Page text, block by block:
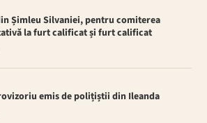
Șimleu Silvaniei, pentru comiterea
la furt calificat și furt calificat
emis de polițiștii din Ileanda